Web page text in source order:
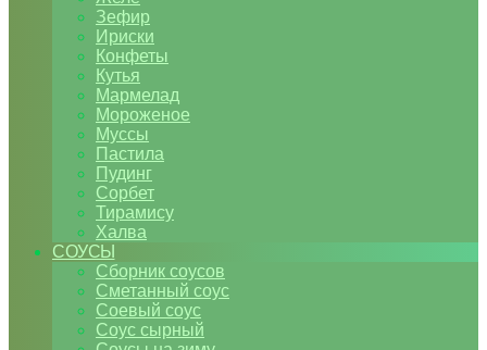
Зефир
Ириски
Конфеты
Кутья
Мармелад
Мороженое
Муссы
Пастила
Пудинг
Сорбет
Тирамису
Халва
СОУСЫ
Сборник соусов
Сметанный соус
Соевый соус
Соус сырный